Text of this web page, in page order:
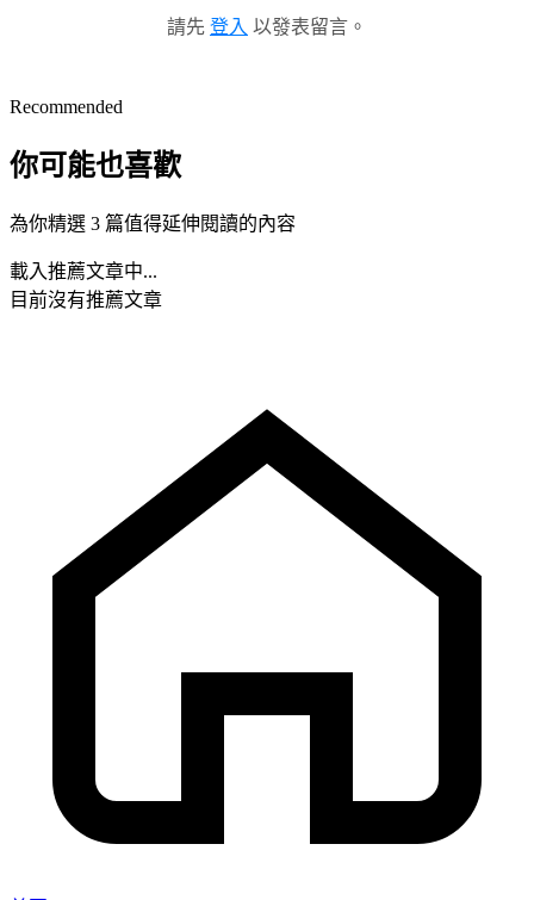
請先 登入 以發表留言。
Recommended
你可能也喜歡
為你精選 3 篇值得延伸閱讀的內容
載入推薦文章中...
目前沒有推薦文章